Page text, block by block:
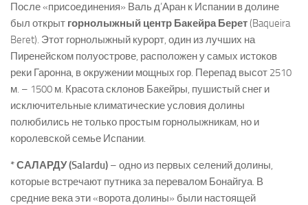
После «присоединения» Валь д’Аран к Испании в долине
был открыт горнолыжный центр Бакейра Берет(Baqueira
Beret). Этот горнолыжный курорт, один из лучших на
Пиренейском полуострове, расположен у самых истоков
реки Гаронна, в окружении мощных гор. Перепад высот 2510
м. – 1500 м. Красота склонов Бакейры, пушистый снег и
исключительные климатические условия долины
полюбились не только простым горнолыжникам, но и
королевской семье Испании.
* САЛАРДУ (Salardu) – одно из первых селений долины,
которые встречают путника за перевалом Бонайгуа. В
средние века эти «ворота долины» были настоящей